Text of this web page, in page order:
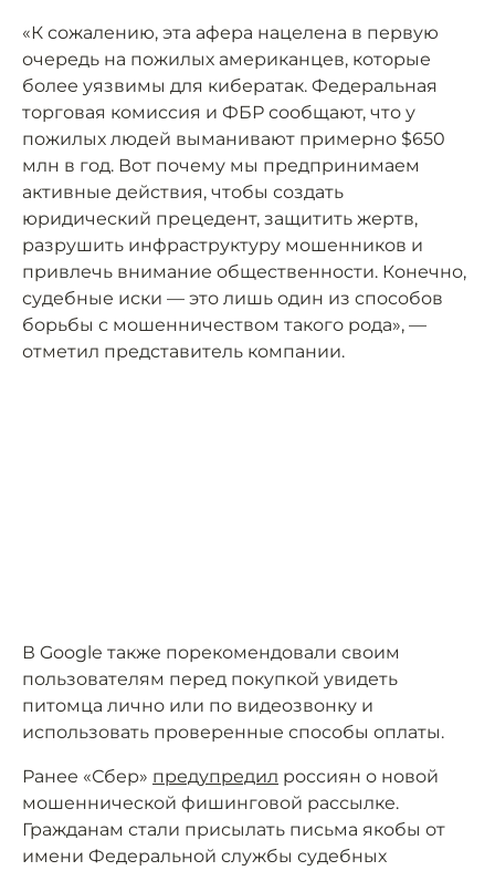
«К сожалению, эта афера нацелена в первую
очередь на пожилых американцев, которые
более уязвимы для кибератак. Федеральная
торговая комиссия и ФБР сообщают, что у
пожилых людей выманивают примерно $650
млн в год. Вот почему мы предпринимаем
активные действия, чтобы создать
юридический прецедент, защитить жертв,
разрушить инфраструктуру мошенников и
привлечь внимание общественности. Конечно,
судебные иски — это лишь один из способов
борьбы с мошенничеством такого рода», —
отметил представитель компании.
В Google также порекомендовали своим
пользователям перед покупкой увидеть
питомца лично или по видеозвонку и
использовать проверенные способы оплаты.
Ранее «Сбер» предупредил россиян о новой
мошеннической фишинговой рассылке.
Гражданам стали присылать письма якобы от
имени Федеральной службы судебных